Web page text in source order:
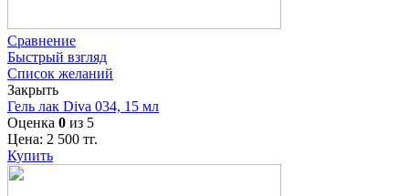
Сравнение
Быстрый взгляд
Список желаний
Закрыть
Гель лак Diva 034, 15 мл
Оценка 0 из 5
Цена: 2 500 тг.
Купить